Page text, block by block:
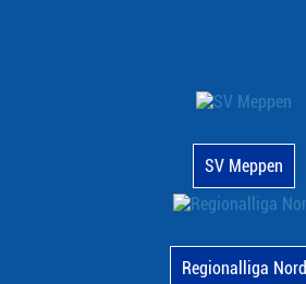
SV Meppen
Regionalliga Nord